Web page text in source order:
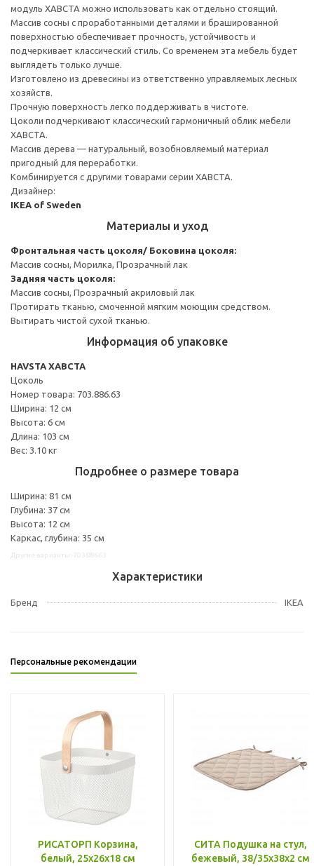
модуль ХАВСТА можно использовать как отдельно стоящий.
Массив сосны с проработанными деталями и брашированной
поверхностью обеспечивает прочность, устойчивость и
подчеркивает классический стиль. Со временем эта мебель будет
выглядеть только лучше.
Изготовлено из древесины из ответственно управляемых лесных
хозяйств.
Прочную поверхность легко поддерживать в чистоте.
Цоколи подчеркивают классический гармоничный облик мебели
ХАВСТА.
Массив дерева — натуральный, возобновляемый материал
пригодный для переработки.
Комбинируется с другими товарами серии ХАВСТА.
Дизайнер:
IKEA of Sweden
Материалы и уход
Фронтальная часть цоколя/ Боковина цоколя:
Массив сосны, Морилка, Прозрачный лак
Задняя часть цоколя:
Массив сосны, Прозрачный акриловый лак
Протирать тканью, смоченной мягким моющим средством.
Вытирать чистой сухой тканью.
Информация об упаковке
HAVSTA ХАВСТА
Цоколь
Номер товара: 703.886.63
Ширина: 12 см
Высота: 6 см
Длина: 103 см
Вес: 3.10 кг
Подробнее о размере товара
Ширина: 81 см
Глубина: 37 см
Высота: 12 см
Каркас, глубина: 35 см
Характеристики
Бренд IKEA
Персональные рекомендации
РИСАТОРП Корзина,
белый, 25x26x18 см
СИТА Подушка на стул,
бежевый, 38/35x38x2 см